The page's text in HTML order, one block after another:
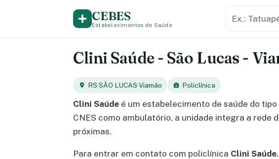
CEBES
Estabelecimentos de Saúde
Clini Saúde - São Lucas -
RS·SÃO LUCAS·Viamão Policlínica
Clini Saúde é um estabelecimento de saúde do tipo
CNES como ambulatório, a unidade integra a rede
próximas.
Para entrar em contato com policlínica Clini Saúde